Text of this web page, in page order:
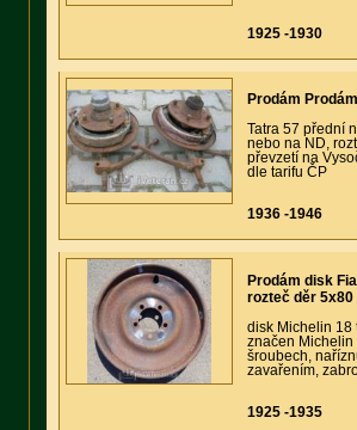
1925 -1930
Prodám
Tatra 57 přední
nebo na ND,
převzetí na
dle tarifu ČP
1936 -1946
Prodám disk
rozteč děr 5x80
disk Michelin 18
značen
šroubech,
zavařením,
1925 -1935